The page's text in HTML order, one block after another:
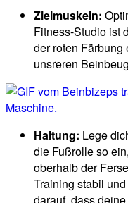
Zielmuskeln:
Fitness-Studio ist
der roten
unsreren
Haltung: Lege
die Fußrolle so
oberhalb der
Training stabil